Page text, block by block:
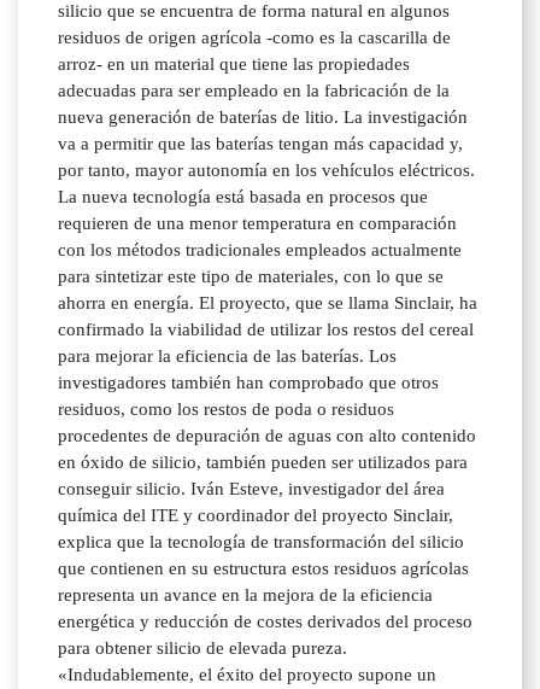
silicio que se encuentra de forma natural en algunos
residuos de origen agrícola -como es la cascarilla de
arroz- en un material que tiene las propiedades
adecuadas para ser empleado en la fabricación de la
nueva generación de baterías de litio. La investigación
va a permitir que las baterías tengan más capacidad y,
por tanto, mayor autonomía en los vehículos eléctricos.
La nueva tecnología está basada en procesos que
requieren de una menor temperatura en comparación
con los métodos tradicionales empleados actualmente
para sintetizar este tipo de materiales, con lo que se
ahorra en energía. El proyecto, que se llama Sinclair, ha
confirmado la viabilidad de utilizar los restos del cereal
para mejorar la eficiencia de las baterías. Los
investigadores también han comprobado que otros
residuos, como los restos de poda o residuos
procedentes de depuración de aguas con alto contenido
en óxido de silicio, también pueden ser utilizados para
conseguir silicio. Iván Esteve, investigador del área
química del ITE y coordinador del proyecto Sinclair,
explica que la tecnología de transformación del silicio
que contienen en su estructura estos residuos agrícolas
representa un avance en la mejora de la eficiencia
energética y reducción de costes derivados del proceso
para obtener silicio de elevada pureza.
«Indudablemente, el éxito del proyecto supone un